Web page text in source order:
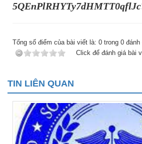
Tổng số điểm của bài viết là: 0 trong 0 đánh
Click để đánh giá bài
TIN LIÊN QUAN